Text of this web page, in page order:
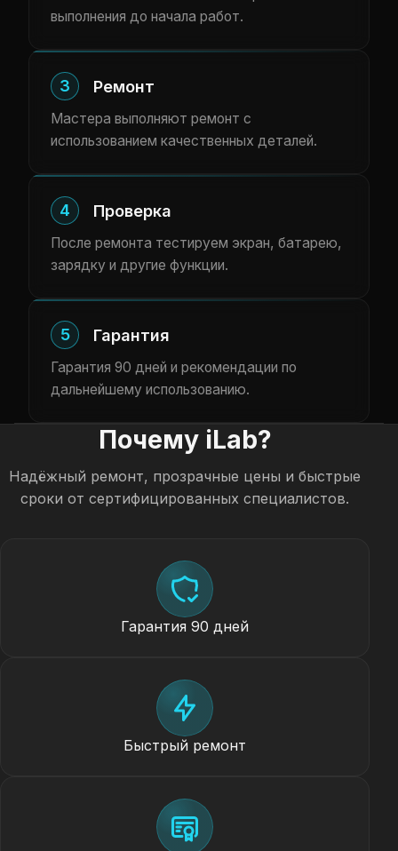
выполнения до начала работ.
3 Ремонт
Мастера выполняют ремонт с
использованием качественных деталей.
4 Проверка
После ремонта тестируем экран, батарею,
зарядку и другие функции.
5 Гарантия
Гарантия 90 дней и рекомендации по
дальнейшему использованию.
Почему iLab?
Надёжный ремонт, прозрачные цены и быстрые
сроки от сертифицированных специалистов.
Гарантия 90 дней
Быстрый ремонт